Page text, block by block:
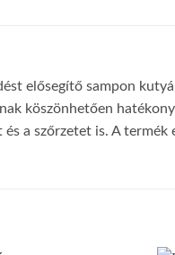
elősegítő sampon
köszönhetően
a szőrzetet is. A